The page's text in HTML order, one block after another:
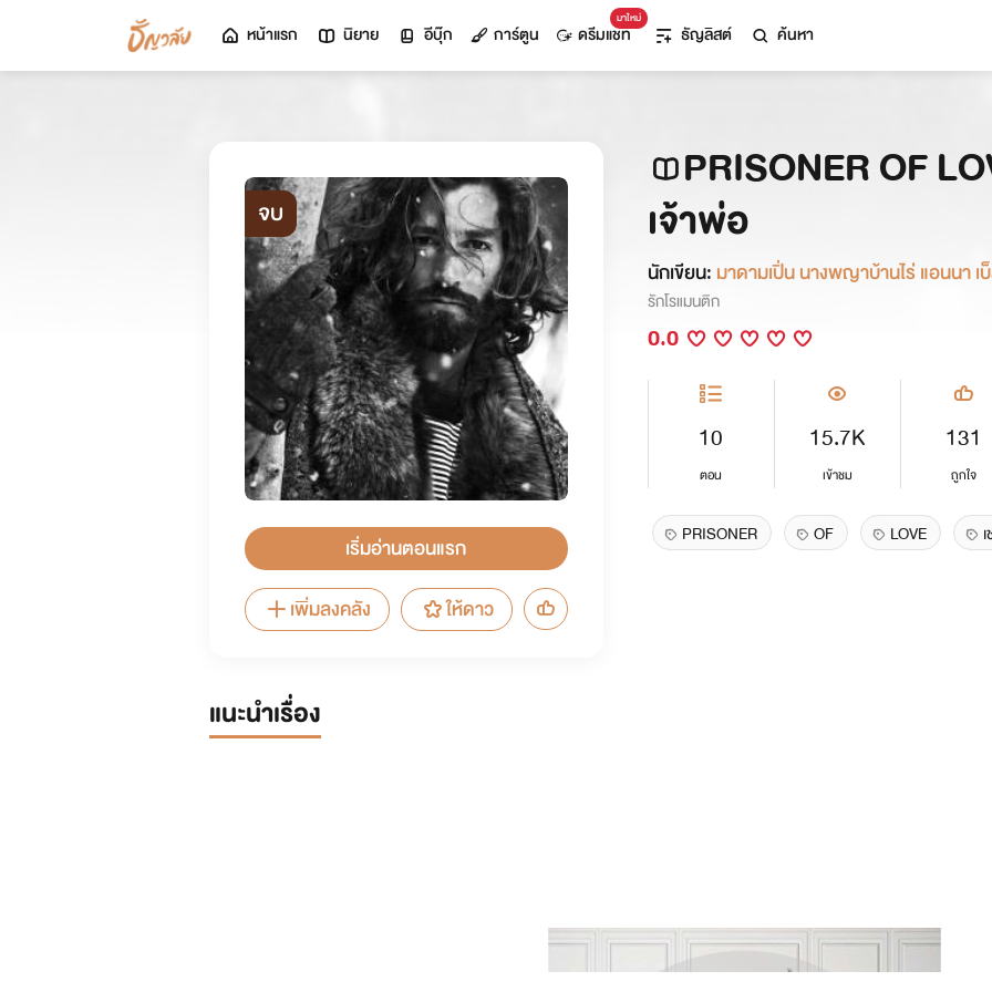
หน้าแรก นิยาย อีบุ๊ก การ์ตูน
มาใหม่
ดรีมแชท ธัญลิสต์ ค้นหา
จบ
เริ่มอ่านตอนแรก
เพิ่มลงคลัง
ให้ดาว
PRISONER OF
เจ้าพ่อ
นักเขียน: มาดามเปิ่น นางพญ
รักโรแมนติก
0.0
10
ตอน
15.7K
เข้าชม
131
ถูกใจ
PRISONER OF LOVE
แนะนำเรื่อง